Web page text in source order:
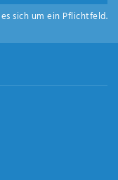
sich um ein Pflichtfeld.